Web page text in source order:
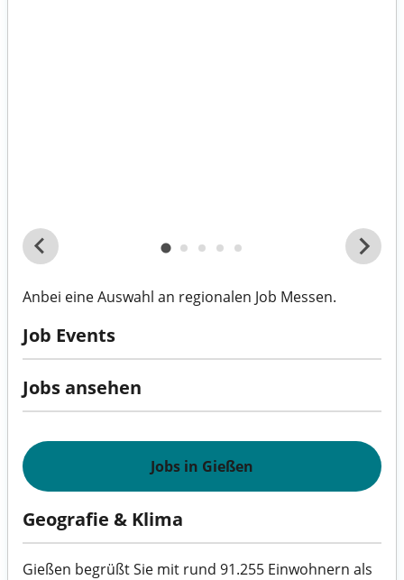
Anbei eine Auswahl an regionalen Job Messen.
Job Events
Jobs ansehen
Jobs in Gießen
Geografie & Klima
Gießen begrüßt Sie mit rund 91.255 Einwohnern als